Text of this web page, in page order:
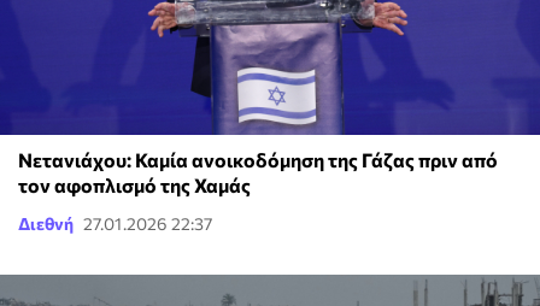
Νετανιάχου: Καμία ανοικοδόμηση της Γάζας πριν από
τον αφοπλισμό της Χαμάς
Διεθνή 27.01.2026 22:37